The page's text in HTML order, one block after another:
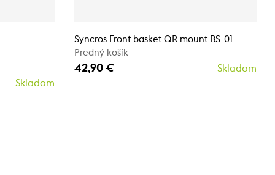
Skladom
Syncros Front basket QR mount BS-01
Predný košík
42,90 € Skladom